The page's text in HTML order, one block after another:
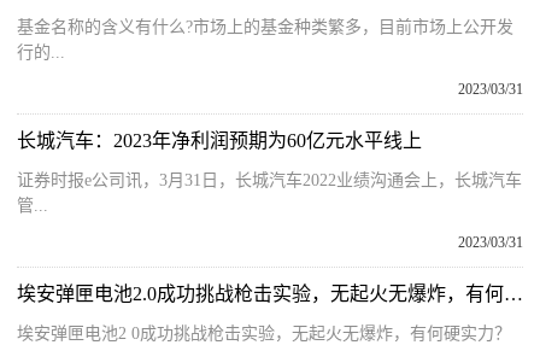
基金名称的含义有什么?市场上的基金种类繁多，目前市场上公开发
行的...
2023/03/31
长城汽车：2023年净利润预期为60亿元水平线上
证券时报e公司讯，3月31日，长城汽车2022业绩沟通会上，长城汽车
管...
2023/03/31
埃安弹匣电池2.0成功挑战枪击实验，无起火无爆炸，有何硬实力？
埃安弹匣电池2 0成功挑战枪击实验，无起火无爆炸，有何硬实力？